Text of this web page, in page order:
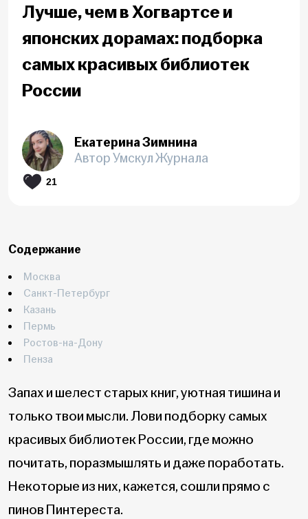
Лучше, чем в Хогвартсе и
японских дорамах: подборка
самых красивых библиотек
России
Екатерина Зимнина
Автор Умскул Журнала
21
Содержание
Москва
Санкт-Петербург
Казань
Пермь
Ростов-на-Дону
Пенза
Запах и шелест старых книг, уютная тишина и
только твои мысли. Лови подборку самых
красивых библиотек России, где можно
почитать, поразмышлять и даже поработать.
Некоторые из них, кажется, сошли прямо с
пинов Пинтереста.